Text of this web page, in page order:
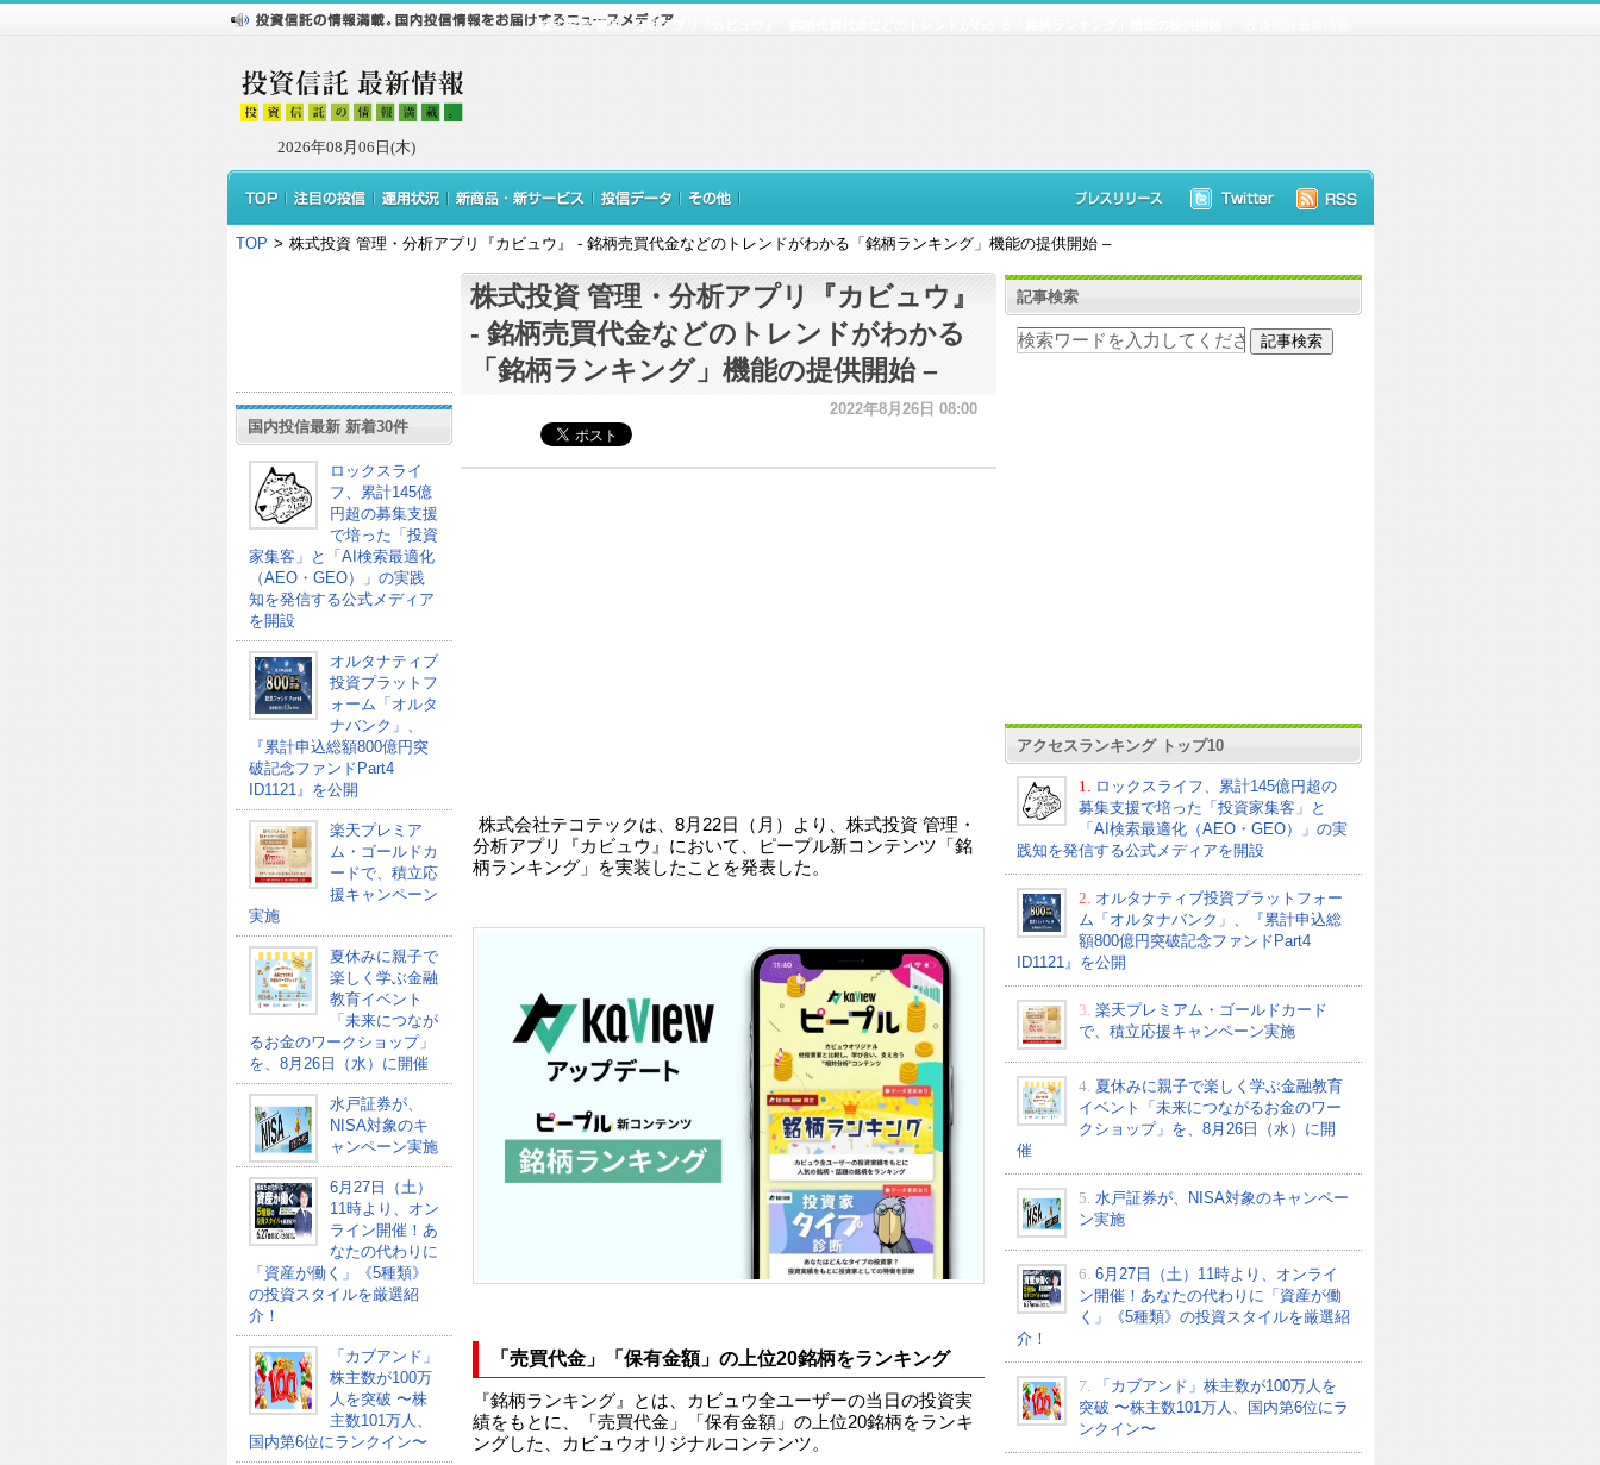
2026年08月06日(木)
株式投資 管理・分析アプリ『カビュウ』 - 銘柄売買代金などのトレンドがわかる「銘柄ランキング」機能の提供開始 –
TOP > 株式投資 管理・分析アプリ『カビュウ』 - 銘柄売買代金などのトレンドがわかる「銘柄ランキング」機能の提供開始 –
国内投信最新 新着30件
ロックスライ
フ、累計145億
円超の募集支援
で培った「投資
家集客」と「AI検索最適化
（AEO・GEO）」の実践
知を発信する公式メディア
を開設
オルタナティブ
投資プラットフ
ォーム「オルタ
ナバンク」、
『累計申込総額800億円突
破記念ファンドPart4
ID1121』を公開
楽天プレミア
ム・ゴールドカ
ードで、積立応
援キャンペーン
実施
夏休みに親子で
楽しく学ぶ金融
教育イベント
「未来につなが
るお金のワークショップ」
を、8月26日（水）に開催
水戸証券が、
NISA対象のキ
ャンペーン実施
6月27日（土）
11時より、オン
ライン開催！あ
なたの代わりに
「資産が働く」《5種類》
の投資スタイルを厳選紹
介！
「カブアンド」
株主数が100万
人を突破 〜株
主数101万人、
国内第6位にランクイン〜
株式投資 管理・分析アプリ『カビュウ』
- 銘柄売買代金などのトレンドがわかる
「銘柄ランキング」機能の提供開始 –
2022年8月26日 08:00
株式会社テコテックは、8月22日（月）より、株式投資 管理・
分析アプリ『カビュウ』において、ピープル新コンテンツ「銘
柄ランキング」を実装したことを発表した。
「売買代金」「保有金額」の上位20銘柄をランキング
『銘柄ランキング』とは、カビュウ全ユーザーの当日の投資実
績をもとに、「売買代金」「保有金額」の上位20銘柄をランキ
ングした、カビュウオリジナルコンテンツ。
記事検索
アクセスランキング トップ10
1.
ロックスライフ、累計145億円超の
募集支援で培った「投資家集客」と
「AI検索最適化（AEO・GEO）」の実
践知を発信する公式メディアを開設
2. オルタナティブ投資プラットフォー
ム「オルタナバンク」、『累計申込総
額800億円突破記念ファンドPart4
ID1121』を公開
3. 楽天プレミアム・ゴールドカード
で、積立応援キャンペーン実施
4. 夏休みに親子で楽しく学ぶ金融教育
イベント「未来につながるお金のワー
クショップ」を、8月26日（水）に開
催
5. 水戸証券が、NISA対象のキャンペー
ン実施
6. 6月27日（土）11時より、オンライ
ン開催！あなたの代わりに「資産が働
く」《5種類》の投資スタイルを厳選紹
介！
7.
「カブアンド」株主数が100万人を
突破 〜株主数101万人、国内第6位にラ
ンクイン〜